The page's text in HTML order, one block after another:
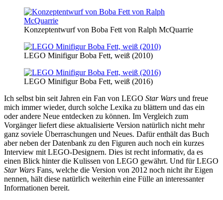
Konzeptentwurf von Boba Fett von Ralph McQuarrie
LEGO Minifigur Boba Fett, weiß (2010)
LEGO Minifigur Boba Fett, weiß (2016)
Ich selbst bin seit Jahren ein Fan von LEGO Star Wars und freue
mich immer wieder, durch solche Lexika zu blättern und das ein
oder andere Neue entdecken zu können. Im Vergleich zum
Vorgänger liefert diese aktualisierte Version natürlich nicht mehr
ganz soviele Überraschungen und Neues. Dafür enthält das Buch
aber neben der Datenbank zu den Figuren auch noch ein kurzes
Interview mit LEGO-Designern. Dies ist recht informativ, da es
einen Blick hinter die Kulissen von LEGO gewährt. Und für LEGO
Star Wars Fans, welche die Version von 2012 noch nicht ihr Eigen
nennen, hält diese natürlich weiterhin eine Fülle an interessanter
Informationen bereit.